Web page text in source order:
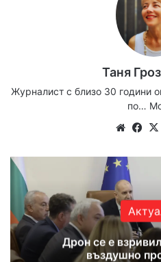
Таня
Журналист с близо 30 години
по…
We
te
Fa
bo
Дрон се е
въздушно